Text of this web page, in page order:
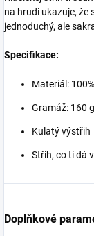
na hrudi ukazuje, že
jednoduchý, ale
Specifikace:
Materiál:
Gramáž: 160
Kulatý výstřih
Střih, co ti dá
Doplňkové